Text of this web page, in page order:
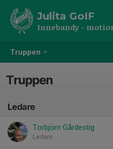
Truppen
Julita GoIF
Innebandy -
Truppen
Ledare
Torbjörn Gårdestig
Ledare